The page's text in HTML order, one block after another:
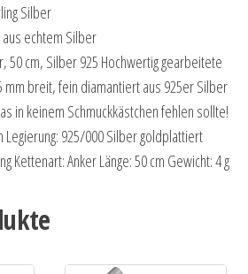
Silber
echtem Silber
50 cm, Silber 925 Hochwertig gearbeitete
mm breit, fein diamantiert aus 925er Silber
in keinem Schmuckkästchen fehlen sollte!
Legierung: 925/000 Silber goldplattiert
Kettenart: Anker Länge: 50 cm Gewicht: 4 g